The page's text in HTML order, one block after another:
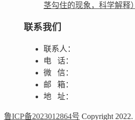
茎勾住的现象，科学解释）
联系我们
联系人：
电 话：
微 信：
邮 箱：
地 址：
鲁ICP备2023012864号 Copyright 2022.